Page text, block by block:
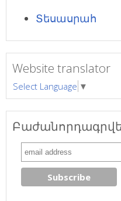
Տեսասրահ
Website translator
Select Language ▼